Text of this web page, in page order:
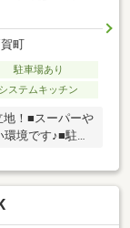
町
駐車場あり
システムキッチン
地！■スーパーや
境です♪■駐車